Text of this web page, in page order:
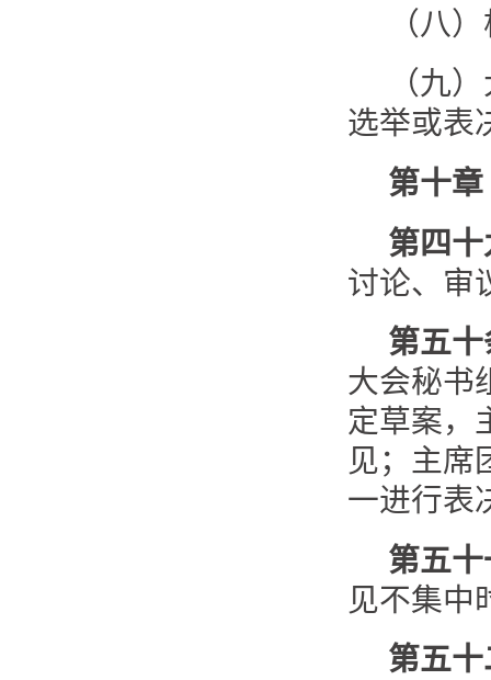
（八
（九
选举或表
第十章
第四
讨论、审
第五十
大会秘书
定草案，
见；主席
一进行表
第五
见不集中
第五